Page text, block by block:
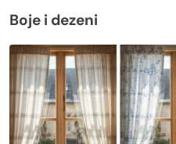
Boje i dezeni